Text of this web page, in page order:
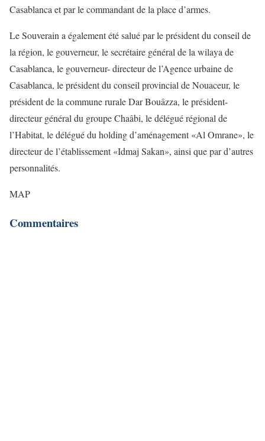
Casablanca et par le commandant de la place d’armes.
Le Souverain a également été salué par le président du conseil de
la région, le gouverneur, le secrétaire général de la wilaya de
Casablanca, le gouverneur- directeur de l’Agence urbaine de
Casablanca, le président du conseil provincial de Nouaceur, le
président de la commune rurale Dar Bouâzza, le président-
directeur général du groupe Chaâbi, le délégué régional de
l’Habitat, le délégué du holding d’aménagement «Al Omrane», le
directeur de l’établissement «Idmaj Sakan», ainsi que par d’autres
personnalités.
MAP
Commentaires